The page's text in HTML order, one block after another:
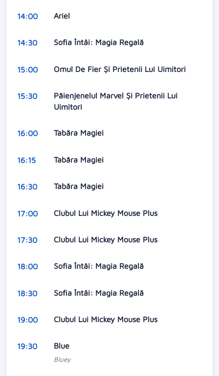
14:00 Ariel
14:30 Sofia Întâi: Magia Regală
15:00 Omul De Fier Și Prietenii Lui Uimitori
15:30
Păienjenelul Marvel Și Prietenii Lui
Uimitori
16:00 Tabăra Magiei
16:15 Tabăra Magiei
16:30 Tabăra Magiei
17:00 Clubul Lui Mickey Mouse Plus
17:30 Clubul Lui Mickey Mouse Plus
18:00 Sofia Întâi: Magia Regală
18:30 Sofia Întâi: Magia Regală
19:00 Clubul Lui Mickey Mouse Plus
19:30 Blue
Bluey